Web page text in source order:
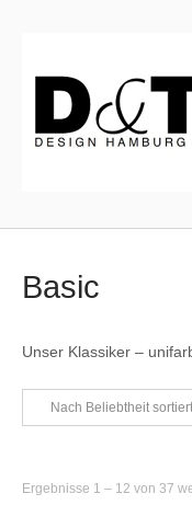
Basic
Unser Klassiker –
Nach Beliebtheit sortiert
Ergebnisse 1 – 12 von 37